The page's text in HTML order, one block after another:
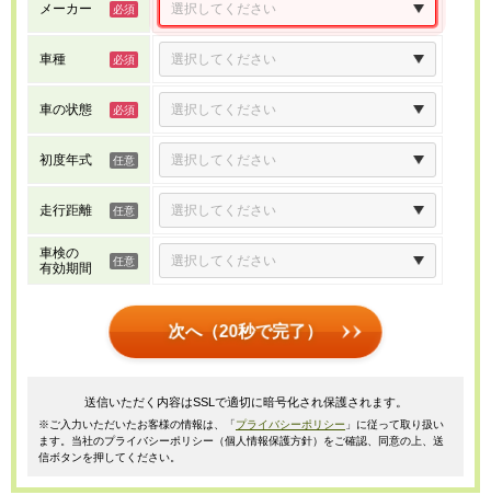
メーカー
車種
車の状態
初度年式
走行距離
車検の
有効期間
次へ（20秒で完了）
送信いただく内容はSSLで適切に暗号化され保護されます。
※ご入力いただいたお客様の情報は、「 プライバシーポリシー 」に従って取り扱い
ます。当社のプライバシーポリシー（個人情報保護方針）をご確認、同意の上、送
信ボタンを押してください。